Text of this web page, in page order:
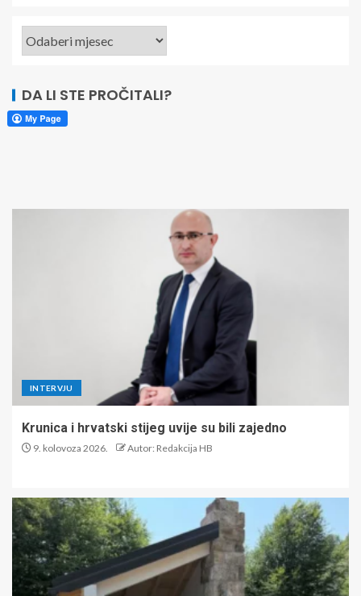
DA LI STE PROČITALI?
INTERVJU
Krunica i hrvatski stijeg uvije su bili zajedno
9. kolovoza 2026. Autor: Redakcija HB